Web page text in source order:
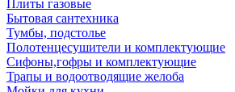
Плиты газовые
Бытовая сантехника
Тумбы, подстолье
Полотенцесушители и комплектующие
Сифоны,гофры и комплектующие
Трапы и водоотводящие желоба